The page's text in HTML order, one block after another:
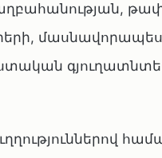
մասնավորապես՝